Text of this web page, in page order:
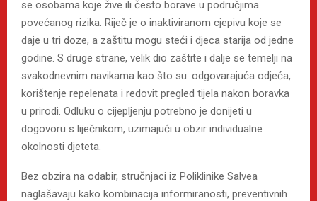
se osobama koje žive ili često borave u područjima
povećanog rizika. Riječ je o inaktiviranom cjepivu koje se
daje u tri doze, a zaštitu mogu steći i djeca starija od jedne
godine. S druge strane, velik dio zaštite i dalje se temelji na
svakodnevnim navikama kao što su: odgovarajuća odjeća,
korištenje repelenata i redovit pregled tijela nakon boravka
u prirodi. Odluku o cijepljenju potrebno je donijeti u
dogovoru s liječnikom, uzimajući u obzir individualne
okolnosti djeteta.
Bez obzira na odabir, stručnjaci iz Poliklinike Salvea
naglašavaju kako kombinacija informiranosti, preventivnih